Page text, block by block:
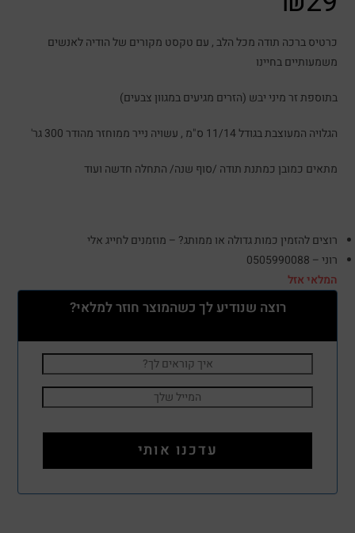
כרטיס ברכה תודה מכל הלב , עם טקסט מקורים של הודיה לאנשים
משמעותיים בחיינו
בתוספת זר מיני יבש (הזרים מגיעים במגוון צבעים)
הגלויה המעוצבת בגודל 11/14 ס"מ , עשויה נייר ממוחזר מהודר 300 גר'
מתאים כמובן כמתנת תודה /סוף שנה/ התחלה חדשה ועוד
רוצים להזמין כמות גדולה או ממותג? – מוזמנים לחייג אלי
רוני – 0505990088
המלאי אזל
רוצה שנודיע לך כשהמוצר חוזר למלאי?